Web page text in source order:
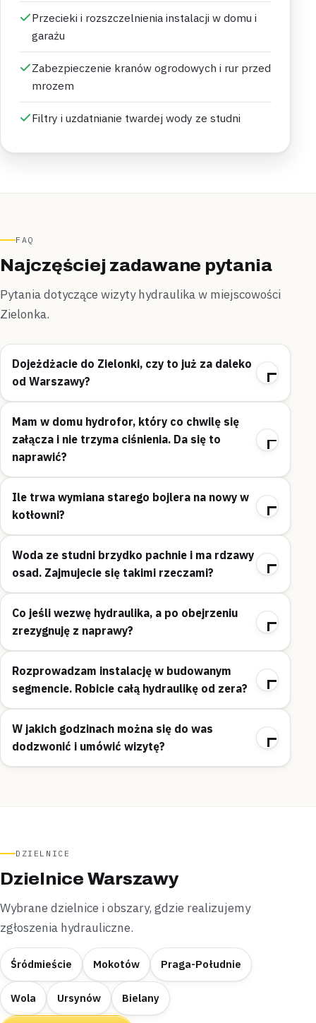
Przecieki i rozszczelnienia instalacji w domu i
garażu
Zabezpieczenie kranów ogrodowych i rur przed
mrozem
Filtry i uzdatnianie twardej wody ze studni
FAQ
Najczęściej zadawane pytania
Pytania dotyczące wizyty hydraulika w miejscowości
Zielonka.
Dojeżdżacie do Zielonki, czy to już za daleko
od Warszawy?
Mam w domu hydrofor, który co chwilę się
załącza i nie trzyma ciśnienia. Da się to
naprawić?
Ile trwa wymiana starego bojlera na nowy w
kotłowni?
Woda ze studni brzydko pachnie i ma rdzawy
osad. Zajmujecie się takimi rzeczami?
Co jeśli wezwę hydraulika, a po obejrzeniu
zrezygnuję z naprawy?
Rozprowadzam instalację w budowanym
segmencie. Robicie całą hydraulikę od zera?
W jakich godzinach można się do was
dodzwonić i umówić wizytę?
DZIELNICE
Dzielnice Warszawy
Wybrane dzielnice i obszary, gdzie realizujemy
zgłoszenia hydrauliczne.
Śródmieście Mokotów Praga-Południe
Wola Ursynów Bielany